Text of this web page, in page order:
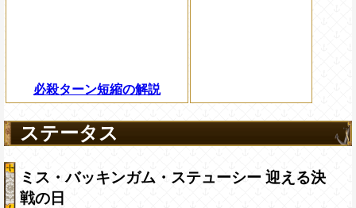
必殺ターン短縮の解説
ステータス
ミス・バッキンガム・ステューシー 迎える決
戦の日